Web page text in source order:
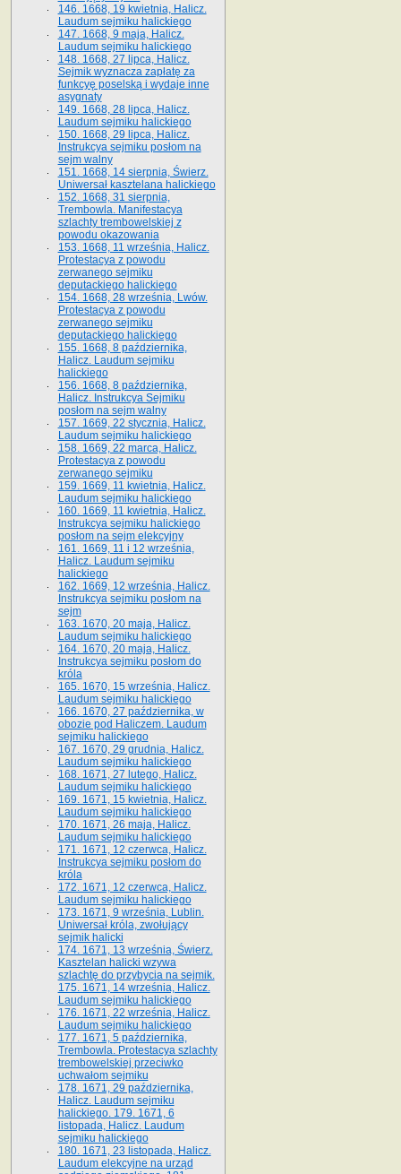
146. 1668, 19 kwietnia, Halicz.
Laudum sejmiku halickiego
147. 1668, 9 maja, Halicz.
Laudum sejmiku halickiego
148. 1668, 27 lipca, Halicz.
Sejmik wyznacza zapłatę za
funkcyę poselską i wydaje inne
asygnaty
149. 1668, 28 lipca, Halicz.
Laudum sejmiku halickiego
150. 1668, 29 lipca, Halicz.
Instrukcya sejmiku posłom na
sejm walny
151. 1668, 14 sierpnia, Świerz.
Uniwersał kasztelana halickiego
152. 1668, 31 sierpnia,
Trembowla. Manifestacya
szlachty trembowelskiej z
powodu okazowania
153. 1668, 11 września, Halicz.
Protestacya z powodu
zerwanego sejmiku
deputackiego halickiego
154. 1668, 28 września, Lwów.
Protestacya z powodu
zerwanego sejmiku
deputackiego halickiego
155. 1668, 8 października,
Halicz. Laudum sejmiku
halickiego
156. 1668, 8 października,
Halicz. Instrukcya Sejmiku
posłom na sejm walny
157. 1669, 22 stycznia, Halicz.
Laudum sejmiku halickiego
158. 1669, 22 marca, Halicz.
Protestacya z powodu
zerwanego sejmiku
159. 1669, 11 kwietnia, Halicz.
Laudum sejmiku halickiego
160. 1669, 11 kwietnia, Halicz.
Instrukcya sejmiku halickiego
posłom na sejm elekcyjny
161. 1669, 11 i 12 września,
Halicz. Laudum sejmiku
halickiego
162. 1669, 12 września, Halicz.
Instrukcya sejmiku posłom na
sejm
163. 1670, 20 maja, Halicz.
Laudum sejmiku halickiego
164. 1670, 20 maja, Halicz.
Instrukcya sejmiku posłom do
króla
165. 1670, 15 września, Halicz.
Laudum sejmiku halickiego
166. 1670, 27 października, w
obozie pod Haliczem. Laudum
sejmiku halickiego
167. 1670, 29 grudnia, Halicz.
Laudum sejmiku halickiego
168. 1671, 27 lutego, Halicz.
Laudum sejmiku halickiego
169. 1671, 15 kwietnia, Halicz.
Laudum sejmiku halickiego
170. 1671, 26 maja, Halicz.
Laudum sejmiku halickiego
171. 1671, 12 czerwca, Halicz.
Instrukcya sejmiku posłom do
króla
172. 1671, 12 czerwca, Halicz.
Laudum sejmiku halickiego
173. 1671, 9 września, Lublin.
Uniwersał króla, zwołujący
sejmik halicki
174. 1671, 13 września, Świerz.
Kasztelan halicki wzywa
szlachtę do przybycia na sejmik.
175. 1671, 14 września, Halicz.
Laudum sejmiku halickiego
176. 1671, 22 września, Halicz.
Laudum sejmiku halickiego
177. 1671, 5 października,
Trembowla. Protestacya szlachty
trembowelskiej przeciwko
uchwałom sejmiku
178. 1671, 29 października,
Halicz. Laudum sejmiku
halickiego. 179. 1671, 6
listopada, Halicz. Laudum
sejmiku halickiego
180. 1671, 23 listopada, Halicz.
Laudum elekcyjne na urząd